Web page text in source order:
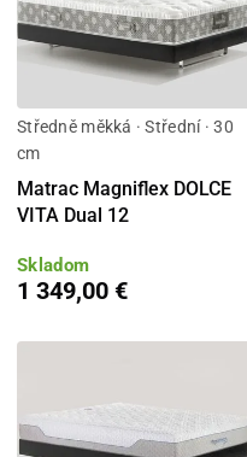
Středně měkká · Střední · 30
cm
Matrac Magniflex DOLCE
VITA Dual 12
Skladom
1 349,00 €